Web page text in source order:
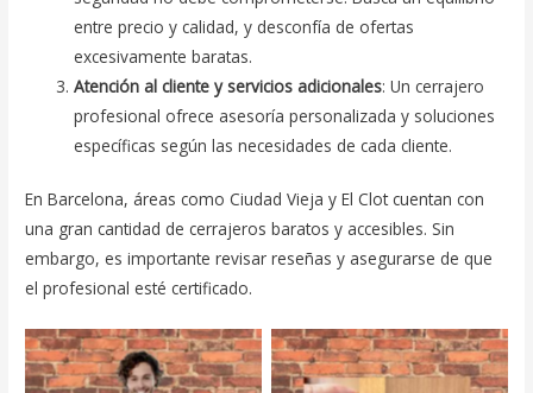
entre precio y calidad, y desconfía de ofertas
excesivamente baratas.
Atención al cliente y servicios adicionales: Un cerrajero
profesional ofrece asesoría personalizada y soluciones
específicas según las necesidades de cada cliente.
En Barcelona, áreas como Ciudad Vieja y El Clot cuentan con
una gran cantidad de cerrajeros baratos y accesibles. Sin
embargo, es importante revisar reseñas y asegurarse de que
el profesional esté certificado.